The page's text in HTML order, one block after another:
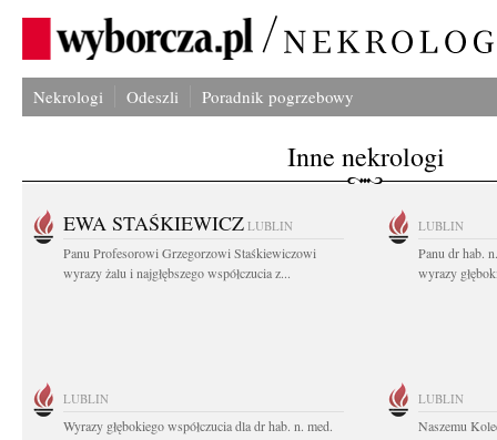
Nekrologi Odeszli Poradnik pogrzebowy
Inne nekrologi
EWA STAŚKIEWICZ LUBLIN
Panu Profesorowi Grzegorzowi Staśkiewiczowi
wyrazy żalu i najgłębszego współczucia z...
LUBLIN
Panu dr hab.
wyrazy
LUBLIN
Wyrazy głębokiego współczucia dla dr hab. n. med.
LUBLIN
Naszemu